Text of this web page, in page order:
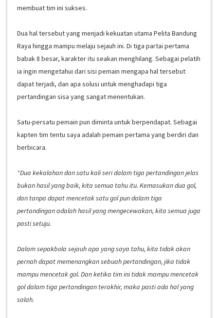
membuat tim ini sukses.
Dua hal tersebut yang menjadi kekuatan utama Pelita Bandung
Raya hingga mampu melaju sejauh ini. Di tiga partai pertama
babak 8 besar, karakter itu seakan menghilang. Sebagai pelatih
ia ingin mengetahui dari sisi pemain mengapa hal tersebut
dapat terjadi, dan apa solusi untuk menghadapi tiga
pertandingan sisa yang sangat menentukan.
Satu-persatu pemain pun diminta untuk berpendapat. Sebagai
kapten tim tentu saya adalah pemain pertama yang berdiri dan
berbicara.
"Dua kekalahan dan satu kali seri dalam tiga pertandingan jelas
bukan hasil yang baik, kita semua tahu itu. Kemasukan dua gol,
dan tanpa dapat mencetak satu gol pun dalam tiga
pertandingan adalah hasil yang mengecewakan, kita semua juga
pasti setuju.
Dalam sepakbola sejauh apa yang saya tahu, kita tidak akan
pernah dapat memenangkan sebuah pertandingan, jika tidak
mampu mencetak gol. Dan ketika tim ini tidak mampu mencetak
gol dalam tiga pertandingan terakhir, maka pasti ada hal yang
salah.